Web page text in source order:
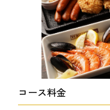
コース料金